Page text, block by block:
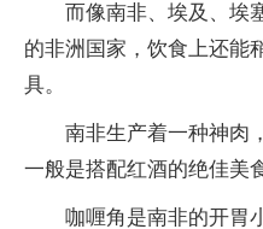
而像南非、埃及、埃
的非洲国家，饮食上还能
具。
南非生产着一种神肉
一般是搭配红酒的绝佳美
咖喱角是南非的开胃